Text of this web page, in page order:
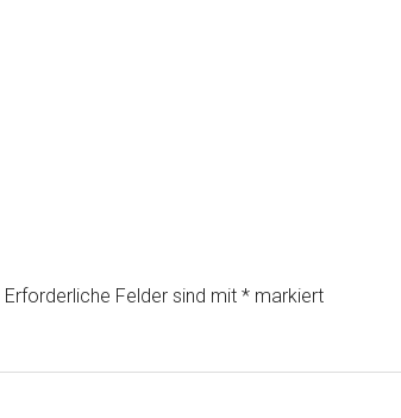
Erforderliche Felder sind mit * markiert